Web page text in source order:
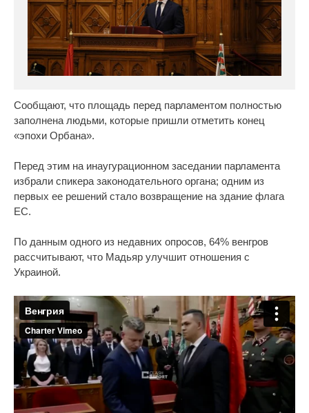
Сообщают, что площадь перед парламентом полностью
заполнена людьми, которые пришли отметить конец
«эпохи Орбана».
Перед этим на инаугурационном заседании парламента
избрали спикера законодательного органа; одним из
первых ее решений стало возвращение на здание флага
ЕС.
По данным одного из недавних опросов, 64% венгров
рассчитывают, что Мадьяр улучшит отношения с
Украиной.